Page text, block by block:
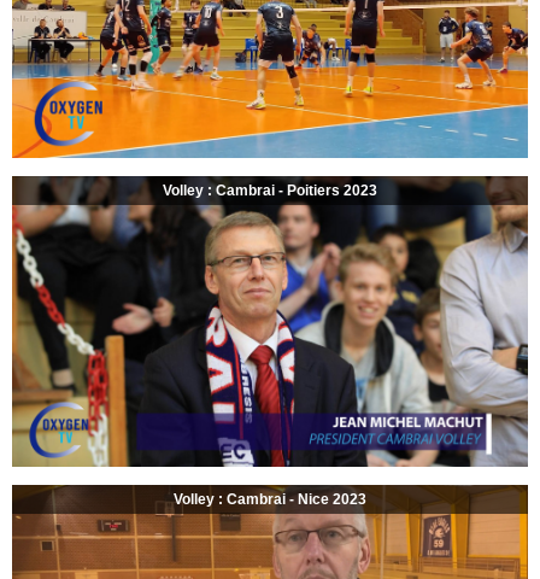
Volley : Cambrai - Poitiers 2023
Volley : Cambrai - Nice 2023